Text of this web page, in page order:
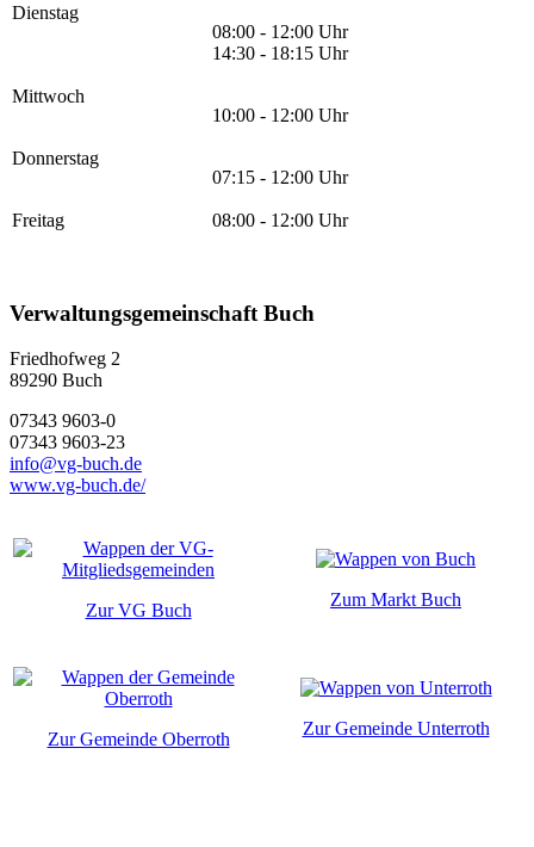
Dienstag
08:00 - 12:00 Uhr
14:30 - 18:15 Uhr
Mittwoch
10:00 - 12:00 Uhr
Donnerstag
07:15 - 12:00 Uhr
Freitag 08:00 - 12:00 Uhr
Verwaltungsgemeinschaft Buch
Friedhofweg 2
89290 Buch
07343 9603-0
07343 9603-23
info@vg-buch.de
www.vg-buch.de/
Zur VG Buch
Zum Markt Buch
Zur Gemeinde Oberroth
Zur Gemeinde Unterroth